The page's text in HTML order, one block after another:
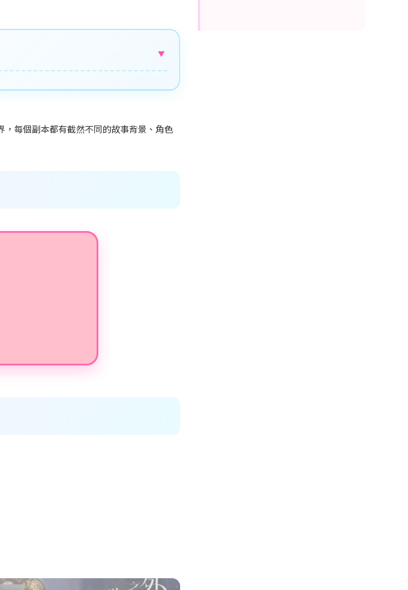
▼
，每個副本都有截然不同的故事背景、角色